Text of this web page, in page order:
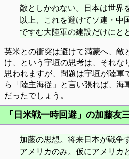
敵としかねない。日本は世界
以上、これを避けてソ連・中
ですむ大陸軍の建設だけにと
英米との衝突は避けて満蒙へ、敵
け、という宇垣の思考は、それな
思われますが、問題は宇垣が陸軍
ら「陸主海従」と言い張れば、海
だったでしょう。
「日米戦一時回避」の加藤友
加藤の思想。将来日本が戦争
アメリカのみ。仮にアメリカ